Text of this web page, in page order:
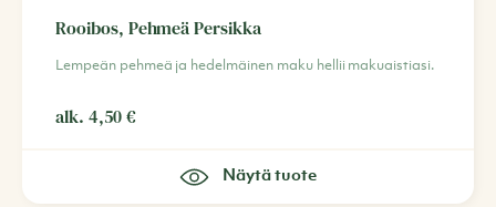
Rooibos, Pehmeä Persikka
Lempeän pehmeä ja hedelmäinen maku hellii makuaistiasi.
alk. 4,50€
Näytä tuote